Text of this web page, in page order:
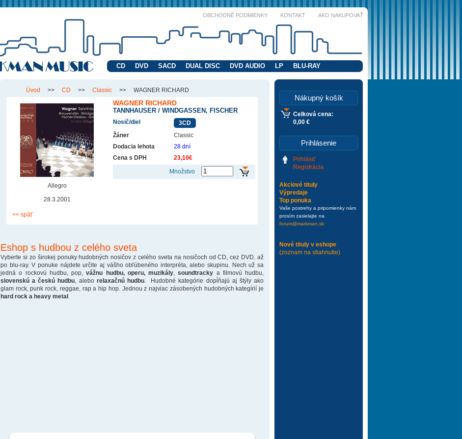
OBCHODNÉ PODMIENKY KONTAKT AKO NAKUPOVAŤ
CD DVD SACD DUAL DISC DVD AUDIO LP BLU-RAY
Úvod >> CD >> Classic >> WAGNER RICHARD
Allegro
28.3.2001
WAGNER RICHARD
TANNHAUSER / WINDGASSEN, FISCHER
Nosič/diel
3CD
Žáner
Classic
Dodacia lehota
28 dní
Cena s DPH
23,10€
Množstvo
<< späť
Eshop s hudbou z celého sveta
Vyberte si zo širokej ponuky hudobných nosičov z celého sveta na nosičoch od CD, cez DVD. až
po blu-ray. V ponuke nájdete určite aj vášho obľúbeného interpréta, alebo skupinu. Nech už sa
jedná o rockovú hudbu, pop,vážnu hudbu, operu, muzikály ,soundtracky a filmovú hudbu,
slovenskú a českú hudbu , alebo relaxačnú hudbu. Hudobné kategórie dopĺňajú aj štýly ako
glam rock, punk rock, reggae, rap a hip hop. Jednou z najviac zásobených hudobných kategírií je
hard rock a heavy metal
Nákupný košík
Celková cena:
0,00 €
Prihlásenie
Prihlásiť
Registrácia
Akciové tituly
Výpredaje
Top ponuka
Vaše postrehy a pripomienky nám
prosím zasielajte na
forum@markman.sk
Nové tituly v eshope
(zoznam na stiahnutie)